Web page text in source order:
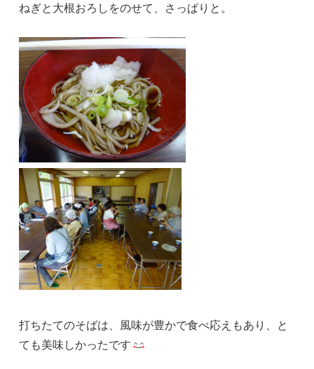
ねぎと大根おろしをのせて、さっぱりと。
打ちたてのそばは、風味が豊かで食べ応えもあり、と
ても美味しかったです